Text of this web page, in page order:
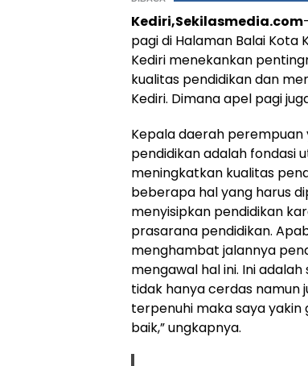
Kediri,Sekilasmedia.com
pagi di Halaman Balai Kota
Kediri menekankan
kualitas pendidikan dan
Kediri. Dimana apel pagi
Kepala daerah perempuan
pendidikan adalah fondasi
meningkatkan kualitas
beberapa hal yang harus
menyisipkan pendidikan
prasarana pendidikan.
menghambat jalannya
mengawal hal ini. Ini
tidak hanya cerdas namun
terpenuhi maka saya yakin
baik,” ungkapnya.